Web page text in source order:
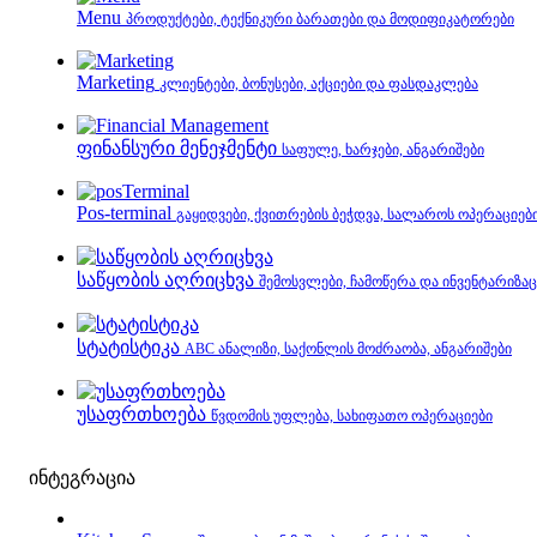
Menu პროდუქტები, ტექნიკური ბარათები და მოდიფიკატორები
Marketing კლიენტები, ბონუსები, აქციები და ფასდაკლება
ფინანსური მენეჯმენტი საფულე, ხარჯები, ანგარიშები
Pos-terminal გაყიდვები, ქვითრების ბეჭდვა, სალაროს
საწყობის აღრიცხვა შემოსვლები, ჩამოწერა და
სტატისტიკა ABC ანალიზი, საქონლის მოძრაობა, ანგარიშები
უსაფრთხოება წვდომის უფლება, სახიფათო ოპერაციები
ინტეგრაცია